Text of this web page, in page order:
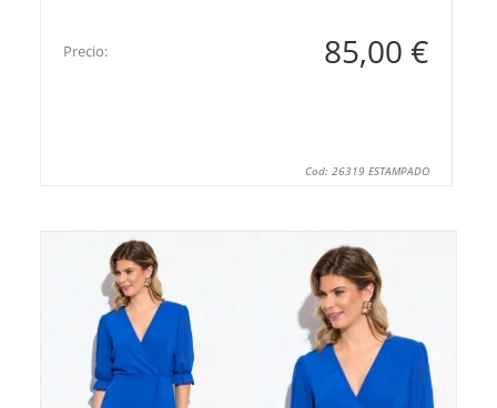
Precio: 85,00 €
Cod: 26319 ESTAMPADO